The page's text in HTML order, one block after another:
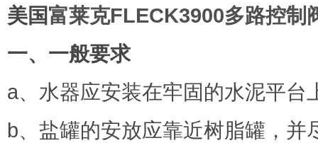
美国富莱克FLECK3900多路控制
一、一般要求
a、水器应安装在牢固的水泥平台
b、盐罐的安放应靠近树脂罐，并